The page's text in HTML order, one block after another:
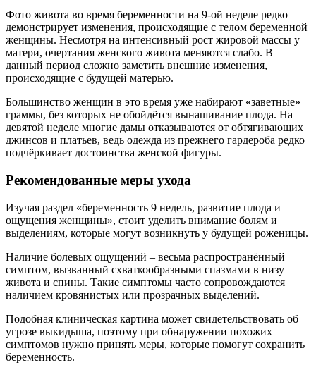
Фото живота во время беременности на 9-ой неделе редко
демонстрирует изменения, происходящие с телом беременной
женщины. Несмотря на интенсивный рост жировой массы у
матери, очертания женского живота меняются слабо. В
данный период сложно заметить внешние изменения,
происходящие с будущей матерью.
Большинство женщин в это время уже набирают «заветные»
граммы, без которых не обойдётся вынашивание плода. На
девятой неделе многие дамы отказываются от обтягивающих
джинсов и платьев, ведь одежда из прежнего гардероба редко
подчёркивает достоинства женской фигуры.
Рекомендованные меры ухода
Изучая раздел «беременность 9 недель, развитие плода и
ощущения женщины», стоит уделить внимание болям и
выделениям, которые могут возникнуть у будущей роженицы.
Наличие болевых ощущений – весьма распространённый
симптом, вызванный схваткообразными спазмами в низу
живота и спины. Такие симптомы часто сопровождаются
наличием кровянистых или прозрачных выделений.
Подобная клиническая картина может свидетельствовать об
угрозе выкидыша, поэтому при обнаружении похожих
симптомов нужно принять меры, которые помогут сохранить
беременность.